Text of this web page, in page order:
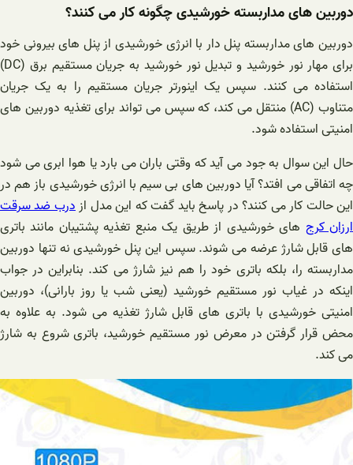
دوربین های مداربسته خورشیدی چگونه کار می کنند؟
دوربین های مداربسته پنل دار با انرژی خورشیدی از پنل های بیرونی خود
برای مهار نور خورشید و تبدیل نور خورشید به جریان مستقیم برق (DC)
استفاده می کنند. سپس یک اینورتر جریان مستقیم را به یک جریان
متناوب (AC) منتقل می کند، که سپس می تواند برای تغذیه دوربین های
امنیتی استفاده شود.
حال این سوال به جود می آید که وقتی باران می بارد یا هوا ابری می شود
چه اتفاقی می افتد؟ آیا دوربین های بی سیم با انرژی خورشیدی باز هم در
این حالت کار می کنند؟ در پاسخ باید گفت که این مدل ازدرب ضد سرقت
ارزان کرج های خورشیدی از طریق یک منبع تغذیه پشتیبان مانند باتری
های قابل شارژ عرضه می شوند. سپس این پنل خورشیدی نه تنها دوربین
مداربسته را، بلکه باتری خود را هم نیز شارژ می کند. بنابراین در جواب
اینکه در غیاب نور مستقیم خورشید (یعنی شب یا روز بارانی)، دوربین
امنیتی خورشیدی با باتری های قابل شارژ تغذیه می شود. به علاوه به
محض قرار گرفتن در معرض نور مستقیم خورشید، باتری شروع به شارژ
می کند.